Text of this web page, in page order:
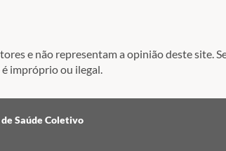
e não representam a opinião deste site.
impróprio ou ilegal.
Saúde Coletivo